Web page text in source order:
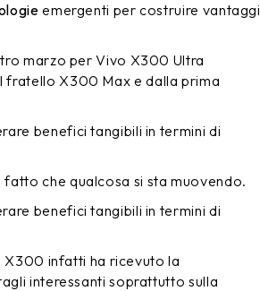
emergenti per costruire vantaggi
marzo per Vivo X300 Ultra
fratello X300 Max e dalla prima
benefici tangibili in termini di
che qualcosa si sta muovendo.
benefici tangibili in termini di
X300 infatti ha ricevuto la
interessanti soprattutto sulla